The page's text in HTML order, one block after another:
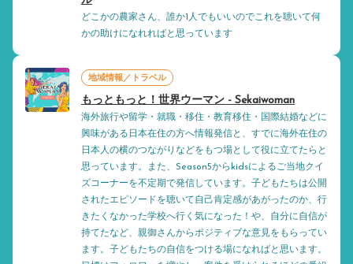
どこかの農家さん、誰か1人でもいいのでこれを聴いて何
かの助けになれればと思っています
地域情報／トラベル
もっともっと！世界ウーマン - Sekaiwoman
海外旅行や留学・就職・移住・教育移住・国際結婚などに
興味がある日本在住の方へ情報発信と、すでに海外在住の
日本人の横のつながりなどをもつ場として役に立てたらと
思っています。また、Season5からkidsによるご当地クイ
ズコーナーを不定期で発信しています。子どもたちは公開
されたエピソードを聴いて自己肯定感があがったのか、行
きたくなかった学校へ行く気になった！や、自分に自信が
持てたなど、親御さんからポジティブな意見をもらってい
ます。子どもたちの自信をつける場になればと思います。